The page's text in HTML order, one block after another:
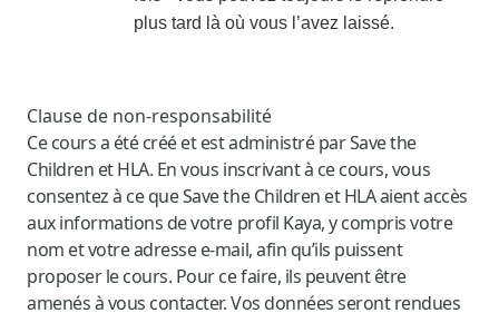
plus tard là où vous l’avez laissé.
Clause de non-responsabilité
Ce cours a été créé et est administré par Save the
Children et HLA. En vous inscrivant à ce cours, vous
consentez à ce que Save the Children et HLA aient accès
aux informations de votre profil Kaya, y compris votre
nom et votre adresse e-mail, afin qu’ils puissent
proposer le cours. Pour ce faire, ils peuvent être
amenés à vous contacter. Vos données seront rendues